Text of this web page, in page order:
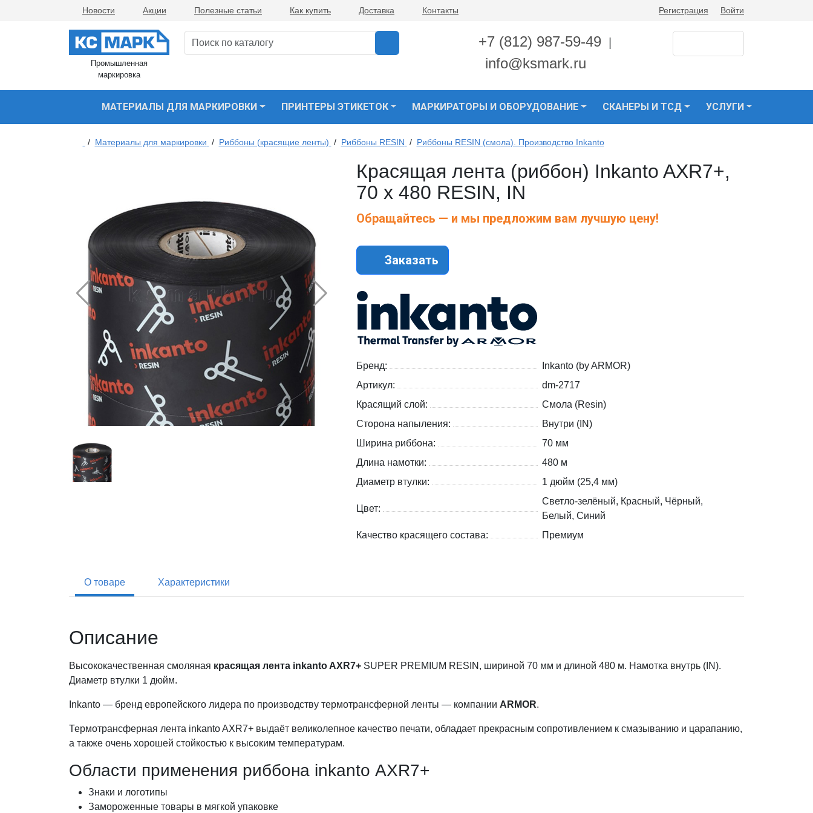
Новости Акции Полезные статьи Как купить Доставка Контакты Регистрация Войти
Промышленная
маркировка
+7 (812) 987-59-49
info@ksmark.ru
МАТЕРИАЛЫ ДЛЯ МАРКИРОВКИ ПРИНТЕРЫ ЭТИКЕТОК МАРКИРАТОРЫ И ОБОРУДОВАНИЕ СКАНЕРЫ И ТСД УСЛУГИ
/ Материалы для маркировки / Риббоны (красящие ленты) / Риббоны RESIN / Риббоны RESIN (смола). Производство Inkanto
Красящая лента (риббон) Inkanto AXR7+,
70 х 480 RESIN, IN
Обращайтесь — и мы предложим вам лучшую цену!
Заказать
Бренд:
Inkanto (by ARMOR)
Артикул:
dm-2717
Красящий слой:
Смола (Resin)
Сторона напыления:
Внутри (IN)
Ширина риббона:
70 мм
Длина намотки:
480 м
Диаметр втулки:
1 дюйм (25,4 мм)
Цвет:
Светло-зелёный, Красный, Чёрный,
Белый, Синий
Качество красящего состава:
Премиум
О товаре Характеристики
Описание
Высококачественная смоляная красящая лента inkanto AXR7+ SUPER PREMIUM RESIN, шириной 70 мм и длиной 480 м. Намотка внутрь (IN).
Диаметр втулки 1 дюйм.
Inkanto — бренд европейского лидера по производству термотрансферной ленты — компании ARMOR.
Термотрансферная лента inkanto AXR7+ выдаёт великолепное качество печати, обладает прекрасным сопротивлением к смазыванию и царапанию,
а также очень хорошей стойкостью к высоким температурам.
Области применения риббона inkanto AXR7+
Знаки и логотипы
Замороженные товары в мягкой упаковке